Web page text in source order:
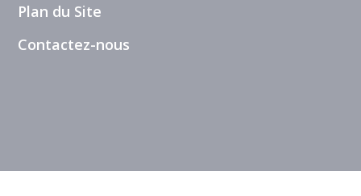
Plan du Site
Contactez-nous